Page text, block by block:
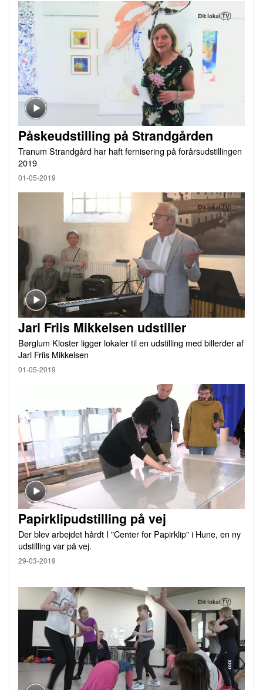
Påskeudstilling på Strandgården
Tranum Strandgård har haft fernisering på forårsudstillingen
2019
01-05-2019
Jarl Friis Mikkelsen udstiller
Børglum Kloster ligger lokaler til en udstilling med billerder af
Jarl Friis Mikkelsen
01-05-2019
Papirklipudstilling på vej
Der blev arbejdet hårdt I "Center for Papirklip" i Hune, en ny
udstilling var på vej.
29-03-2019